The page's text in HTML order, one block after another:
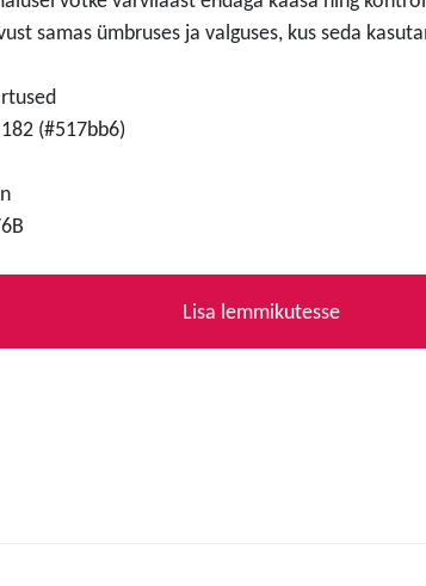
samas ümbruses ja valguses, kus seda
(#517bb6)
Lisa lemmikutesse